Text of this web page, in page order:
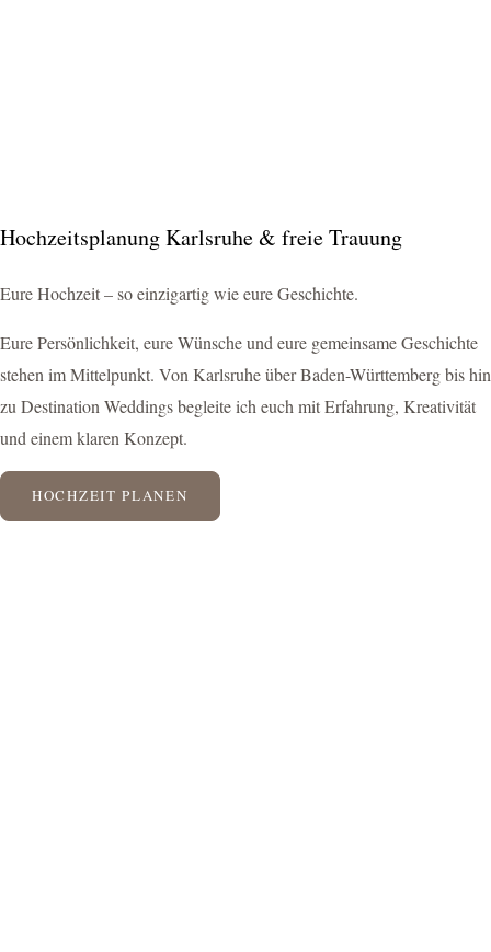
Hochzeitsplanung Karlsruhe & freie Trauung
Eure Hochzeit – so einzigartig wie eure Geschichte.
Eure Persönlichkeit, eure Wünsche und eure gemeinsame Geschichte
stehen im Mittelpunkt. Von Karlsruhe über Baden-Württemberg bis hin
zu Destination Weddings begleite ich euch mit Erfahrung, Kreativität
und einem klaren Konzept.
HOCHZEIT PLANEN